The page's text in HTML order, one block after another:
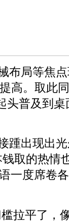
局等焦点
高。取此
头普及到
出现出光
取的热情
一度席卷
平了，